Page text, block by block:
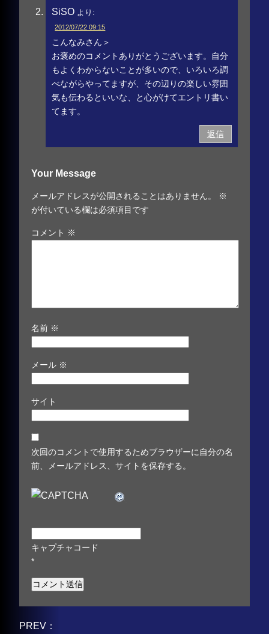
SiSO より:
2012/07/22 09:15
こんなみさん＞
お褒めのコメントありがとうございます。自分
もよくわからないことが多いので、いろいろ調
べながらやってますが、その辺りの楽しい雰囲
気も伝わるといいな、と心がけてエントリ書い
てます。
返信
Your Message
メールアドレスが公開されることはありません。
※
が付いている欄は必須項目です
コメント ※
名前 ※
メール ※
サイト
次回のコメントで使用するためブラウザーに自分の名
前、メールアドレス、サイトを保存する。
キャプチャコード
*
PREV：